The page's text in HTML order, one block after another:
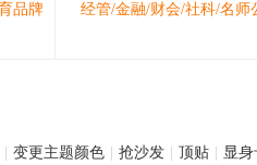
品牌 经管/金融/财会/社科/名师
变更主题颜色 抢沙发 顶贴 显身